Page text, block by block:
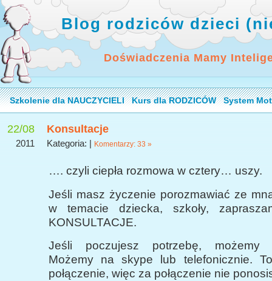
Blog rodziców dzieci
Doświadczenia Mamy
Szkolenie dla NAUCZYCIELI Kurs dla RODZICÓW System
22/08
2011
Konsultacje
Kategoria: | Komentarzy: 33 »
…. czyli ciepła rozmowa w cztery… uszy.
Jeśli masz życzenie porozmawiać ze
w temacie dziecka, szkoły,
KONSULTACJE.
Jeśli poczujesz potrzebę, możemy
Możemy na skype lub telefonicznie.
połączenie, więc za połączenie nie